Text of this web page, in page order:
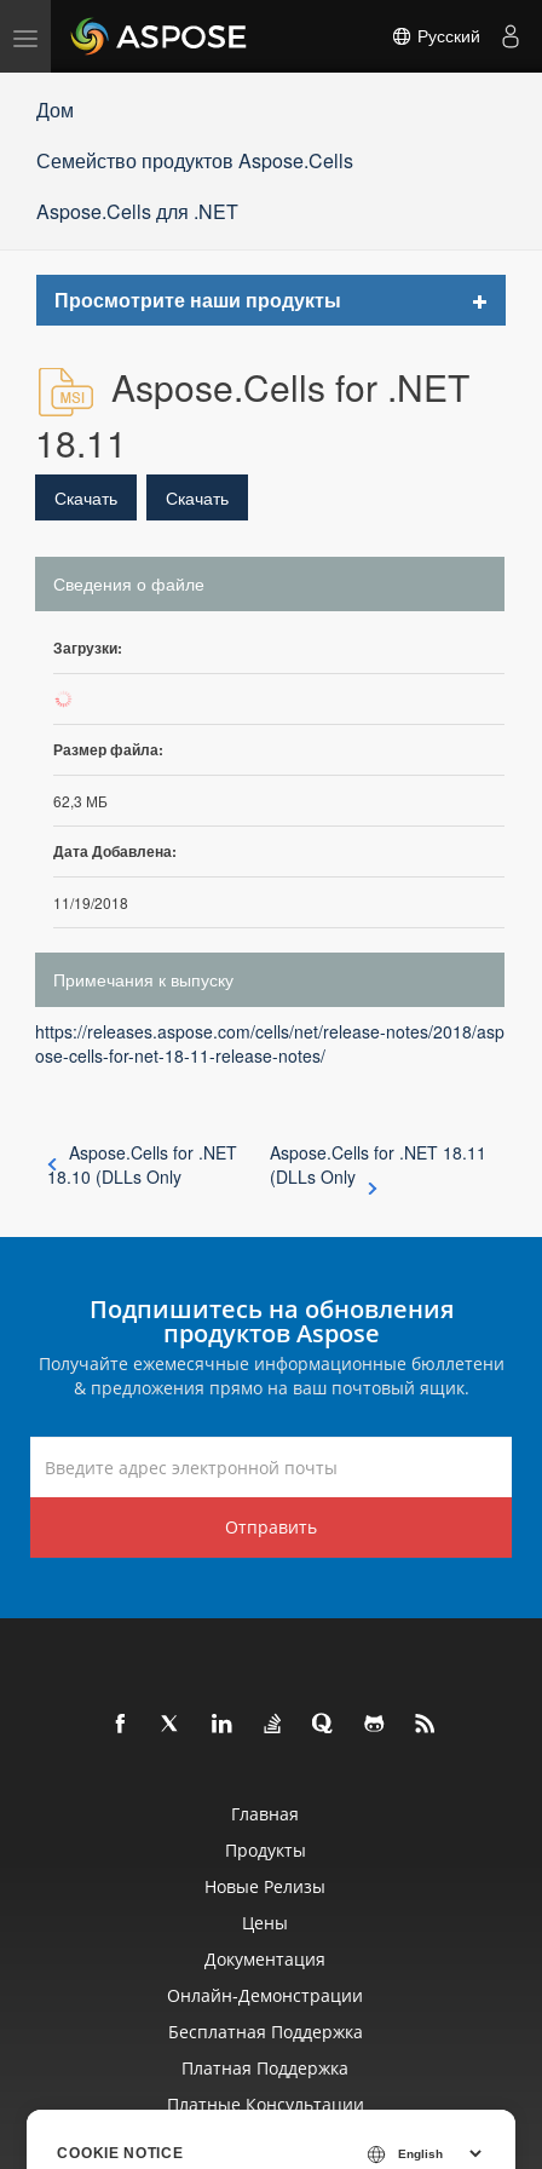
Переключить
навигацию
Русский
Дом
Семейство продуктов Aspose.Cells
Aspose.Cells для .NET
Просмотрите наши продукты
Toggle
Aspose.Cells for .NET
18.11
Скачать Скачать
Сведения о файле
Загрузки:
86
Размер файла:
62,3 МБ
Дата Добавлена:
11/19/2018
Примечания к выпуску
https://releases.aspose.com/cells/net/release-notes/2018/asp
ose-cells-for-net-18-11-release-notes/
Aspose.Cells for .NET
18.10 (DLLs Only
Aspose.Cells for .NET 18.11
(DLLs Only
Подпишитесь на обновления
продуктов Aspose
Получайте ежемесячные информационные бюллетени
& предложения прямо на ваш почтовый ящик.
Отправить
Главная
Продукты
Новые Релизы
Цены
Документация
Онлайн‑демонстрации
Бесплатная Поддержка
Платная Поддержка
Платные Консультации
COOKIE NOTICE